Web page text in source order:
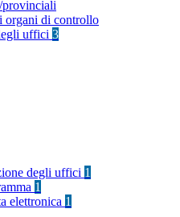
organi di controllo
uffici 3
degli uffici 1
1
elettronica 1